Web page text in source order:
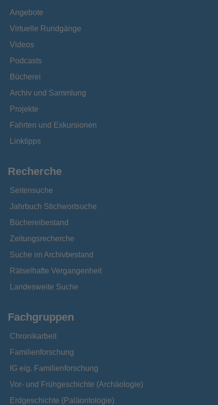
Angebote
Virtuelle Rundgänge
Videos
Podcasts
Bücherei
Archiv und Sammlung
Projekte
Fahrten und Exkursionen
Linktipps
Recherche
Seitensuche
Jahrbuch Stichwortsuche
Büchereibestand
Zeitungsrecherche
Suche im Archivbestand
Rätselhafte Vergangenheit
Landesweite Suche
Fachgruppen
Chronikarbeit
Familienforschung
IG eig. Familienforschung
Vor- und Frühgeschichte (Archäologie)
Erdgeschichte (Paläontologie)